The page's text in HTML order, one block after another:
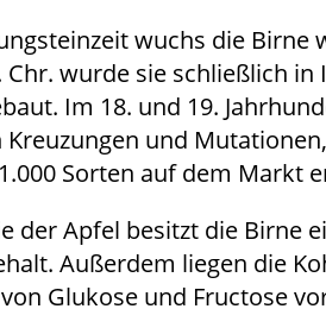
wuchs die Birne
Chr. wurde sie schließlich in
Im 18. und 19.
und
Sorten auf dem Markt
der Apfel besitzt die Birne
Außerdem liegen die
Glukose und Fructose